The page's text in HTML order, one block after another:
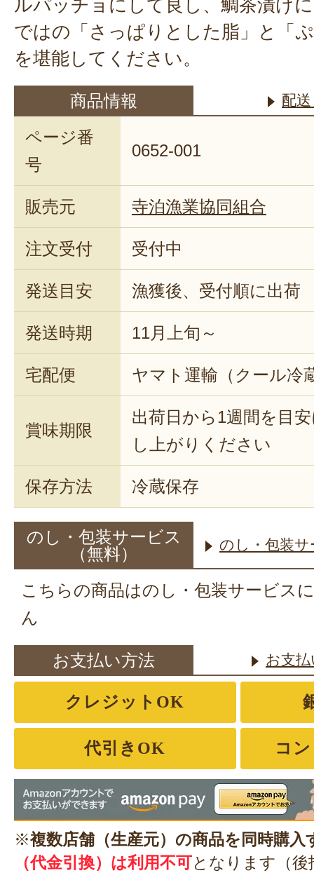
ルパッチョにして良し、鯛茶漬け
ではの「さっぱりとした脂」と「
を堪能してください。
商品情報 配
ページ番
号
0652-001
販売元 寺泊漁業協同組合
注文受付 受付中
発送目安 漁獲後、受付順に出荷
発送時期 11月上旬～
宅配便 ヤマト運輸（クール冷
賞味期限
出荷日から1週間を目
し上がりください
保存方法 冷蔵保存
のし・包装サービス
（無料）
のし・包装
こちらの商品はのし・包装サービス
ん
お支払い方法 お支
クレジットOK
代引きOK コ
※複数店舗（生産元）の商品を同時購入
（代金引換）は利用不可となります（